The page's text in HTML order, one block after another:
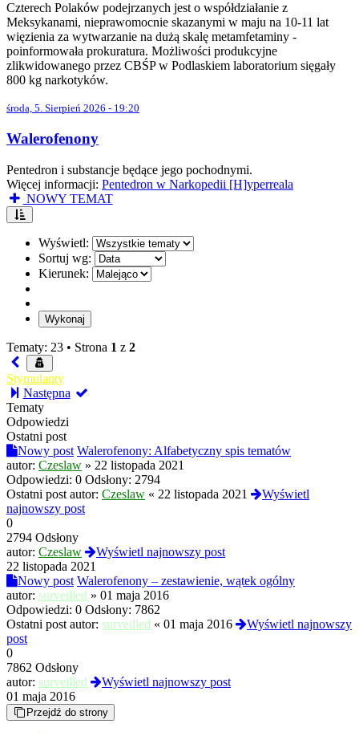
Czterech Polaków podejrzanych jest o współdziałanie z
Meksykanami, nieprawomocnie skazanymi w maju na 10-11 lat
więzienia za wytwarzanie na dużą skalę metamfetaminy -
poinformowała prokuratura. Możliwości produkcyjne
zlikwidowanego przez CBŚP w Podlaskiem laboratorium sięgały
800 kg narkotyków.
środa, 5. Sierpień 2026 - 19:20
Walerofenony
Pentedron i substancje będące jego pochodnymi.
Więcej informacji: Pentedron w Narkopedii [H]yperreala
NOWY TEMAT
Wyświetl:
Sortuj wg:
Kierunek:
Tematy: 23 • Strona 1 z 2
Stymulanty
Następna
Tematy
Odpowiedzi
Ostatni post
Nowy post Walerofenony: Alfabetyczny spis tematów
autor: Czeslaw » 22 listopada 2021
Odpowiedzi: 0 Odsłony: 2794
Ostatni post autor: Czeslaw « 22 listopada 2021
Wyświetl
najnowszy post
0
2794 Odsłony
autor: Czeslaw
Wyświetl najnowszy post
22 listopada 2021
Nowy post Walerofenony – zestawienie, wątek ogólny
autor: surveilled » 01 maja 2016
Odpowiedzi: 0 Odsłony: 7862
Ostatni post autor: surveilled « 01 maja 2016
Wyświetl najnowszy
post
0
7862 Odsłony
autor: surveilled
Wyświetl najnowszy post
01 maja 2016
Przejdź do strony